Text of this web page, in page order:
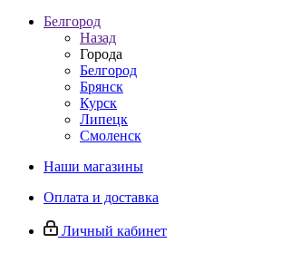
Белгород
Назад
Города
Белгород
Брянск
Курск
Липецк
Смоленск
Наши магазины
Оплата и доставка
Личный кабинет